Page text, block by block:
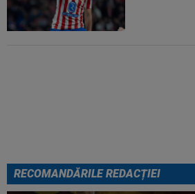
RECOMANDĂRILE REDACȚIEI